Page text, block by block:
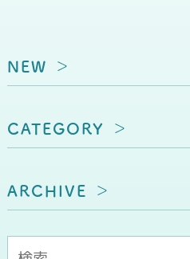
NEW
CATEGORY
ARCHIVE